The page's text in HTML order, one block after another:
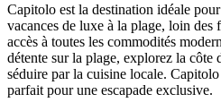
Capitolo est la destination idéale
vacances de luxe à la plage, loin des
accès à toutes les commodités
détente sur la plage, explorez la côte
séduire par la cuisine locale.
parfait pour une escapade exclusive.